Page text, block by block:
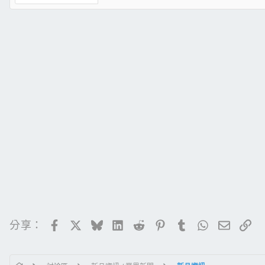
分享： FacebookBlueskyLinkedIn
RedditPinterestTumblrWhatsApp
電子郵
連